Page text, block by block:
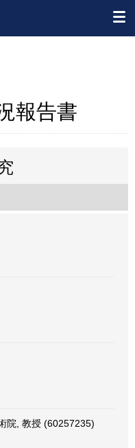
報告書
院, 教授 (60257235)